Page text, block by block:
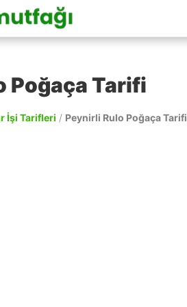
Poğaça Tarifi
İşi Tarifleri / Peynirli Rulo Poğaça Tarifi